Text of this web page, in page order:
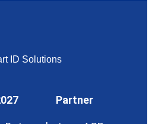
ID Solutions
Partner